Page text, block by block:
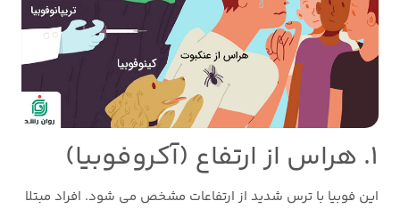
۱. هراس از ارتفاع (آکروفوبیا)
این فوبیا با ترس شدید از ارتفاعات مشخص می شود. افراد مبتلا